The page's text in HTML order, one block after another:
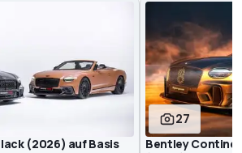
(2026) auf Basis
27
Bentley